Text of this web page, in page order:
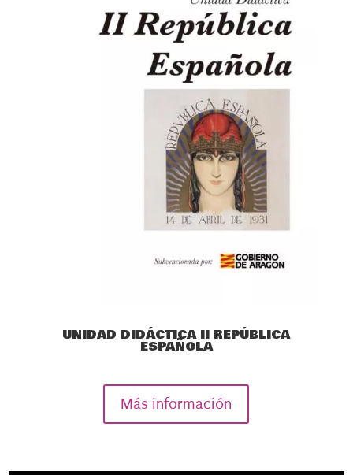
UNIDAD DIDÁCTICA II REPÚBLICA
ESPAÑOLA
Más información